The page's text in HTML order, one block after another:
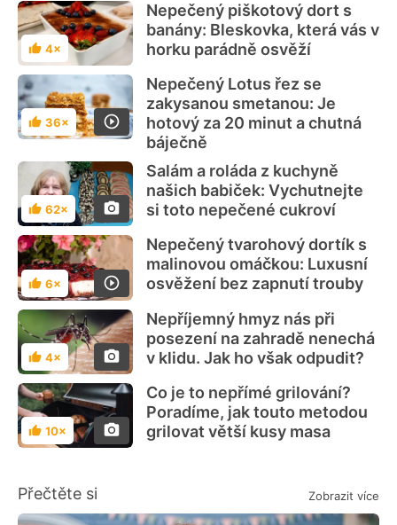
Hodnocení
4×
Nepečený piškotový dort s
banány: Bleskovka, která vás v
horku parádně osvěží
Hodnocení
36×
Nepečený Lotus řez se
zakysanou smetanou: Je
hotový za 20 minut a chutná
báječně
Hodnocení
62×
Salám a roláda z kuchyně
našich babiček: Vychutnejte
si toto nepečené cukroví
Hodnocení
6×
Nepečený tvarohový dortík s
malinovou omáčkou: Luxusní
osvěžení bez zapnutí trouby
Hodnocení
4×
Nepříjemný hmyz nás při
posezení na zahradě nenechá
v klidu. Jak ho však odpudit?
Hodnocení
10×
Co je to nepřímé grilování?
Poradíme, jak touto metodou
grilovat větší kusy masa
Přečtěte si Zobrazit více